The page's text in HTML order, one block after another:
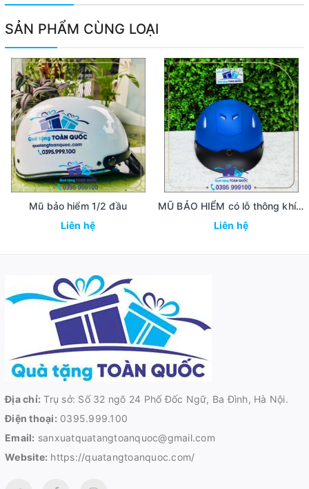
SẢN PHẨM CÙNG LOẠI
Mũ bảo hiểm 1/2 đầu
Liên hệ
MŨ BẢO HIỂM có lỗ thông khí - nón bảo hiểm cao cấp MBH44
Liên hệ
Địa chỉ: Trụ sở: Số 32 ngõ 24 Phố Đốc Ngữ, Ba Đình, Hà Nội.
Điện thoại: 0395.999.100
Email: sanxuatquatangtoanquoc@gmail.com
Website: https://quatangtoanquoc.com/